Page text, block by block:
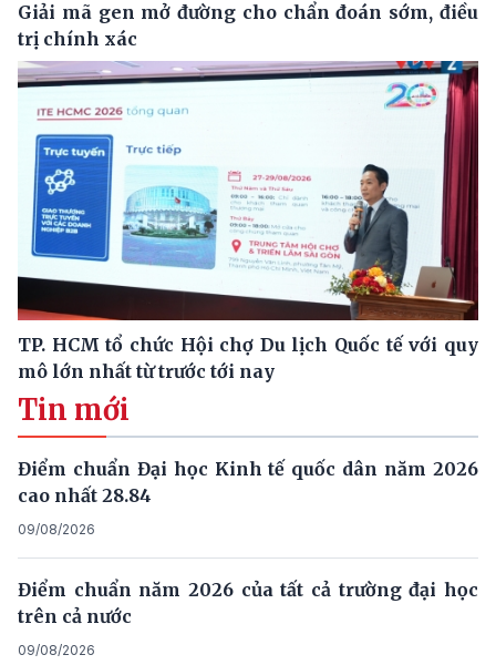
Giải mã gen mở đường cho chẩn đoán sớm, điều
trị chính xác
TP. HCM tổ chức Hội chợ Du lịch Quốc tế với quy
mô lớn nhất từ trước tới nay
Tin mới
Điểm chuẩn Đại học Kinh tế quốc dân năm 2026
cao nhất 28.84
09/08/2026
Điểm chuẩn năm 2026 của tất cả trường đại học
trên cả nước
09/08/2026